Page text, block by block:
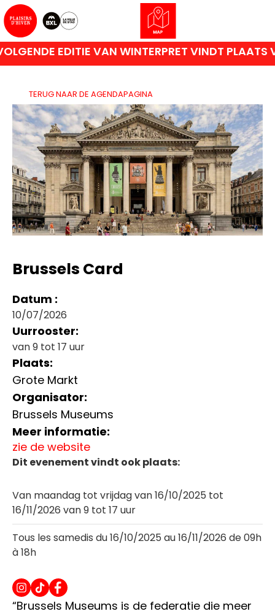
EDITIE VAN WINTERPRET VINDT PLAATS
TERUG NAAR DE AGENDAPAGINA
Brussels Card
Datum :
10/07/2026
Uurrooster:
van 9 tot 17 uur
Plaats:
Grote Markt
Organisator:
Brussels Museums
Meer informatie:
zie de website
Dit evenement vindt ook plaats:
Van maandag tot vrijdag van 16/10/2025 tot
16/11/2026 van 9 tot 17 uur
Tous les samedis du 16/10/2025 au 16/11/2026 de 09h
à 18h
“Brussels Museums is de federatie die meer